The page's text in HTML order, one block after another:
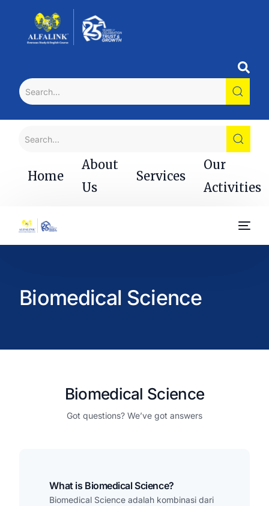
Home
About
Us
Services
Our
Activities
Biomedical Science
Biomedical Science
Got questions? We’ve got answers
What is Biomedical Science?
Biomedical Science adalah kombinasi dari